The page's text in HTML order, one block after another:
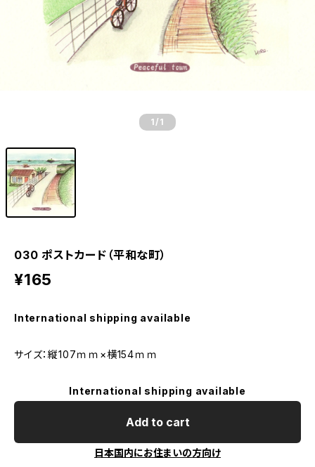
1 /1
030 ポストカード（平和な町）
¥165
International shipping available
サイズ：縦107ｍｍ×横154ｍｍ
International shipping available
Add to cart
日本国内にお住まいの方向け